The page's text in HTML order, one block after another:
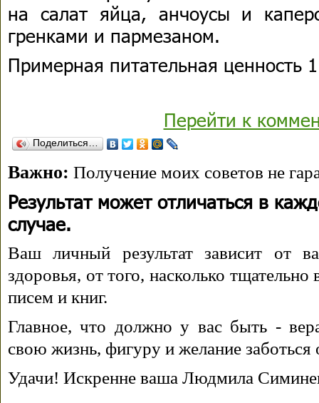
на салат яйца, анчоусы и
гренками и пармезаном.
Примерная питательная ценность
Перейти к
Поделиться…
Важно: Получение моих советов не
Результат может отличаться в
случае.
Ваш личный результат зависит от
здоровья, от того, насколько
писем и книг.
Главное, что должно у вас быть -
свою жизнь, фигуру и желание заботься
Удачи! Искренне ваша Людмила